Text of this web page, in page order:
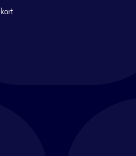
og derfor er det nemt at
i haven eller terrassen.
er blandt andet, at det er
møbler:
ikke at anvende en
eller rengøringsmidler som
stærke kemikalier.